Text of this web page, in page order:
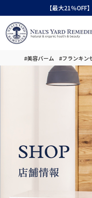
【最大21％
#美容バーム #フランキン